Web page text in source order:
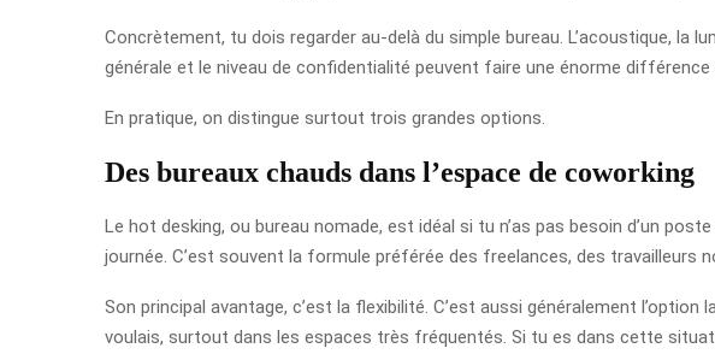
Concrètement, tu dois regarder au-delà du simple bureau. L’acoustique, la
générale et le niveau de confidentialité peuvent faire une énorme différence
En pratique, on distingue surtout trois grandes options.
Des bureaux chauds dans l’espace de coworking
Le hot desking, ou bureau nomade, est idéal si tu n’as pas besoin d’un
journée. C’est souvent la formule préférée des freelances, des travailleurs
Son principal avantage, c’est la flexibilité. C’est aussi généralement
voulais, surtout dans les espaces très fréquentés. Si tu es dans cette